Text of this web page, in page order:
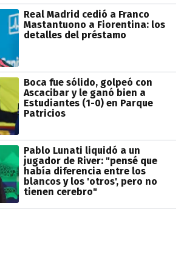
Real Madrid cedió a Franco
Mastantuono a Fiorentina: los
detalles del préstamo
Boca fue sólido, golpeó con
Ascacibar y le ganó bien a
Estudiantes (1-0) en Parque
Patricios
Pablo Lunati liquidó a un
jugador de River: "pensé que
había diferencia entre los
blancos y los 'otros', pero no
tienen cerebro"